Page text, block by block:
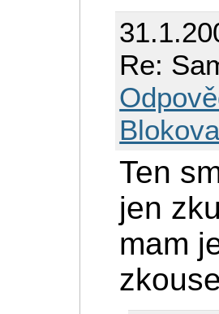
Re:
Ten
jen
mam